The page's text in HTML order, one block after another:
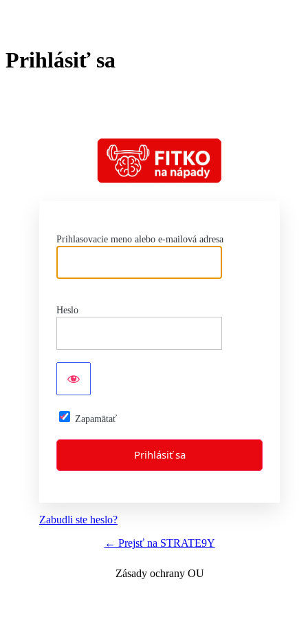
Prihlásiť sa
Prihlasovacie meno alebo e-mailová adresa
Heslo
Zapamätať
Zabudli ste heslo?
← Prejsť na STRATE9Y
Zásady ochrany OU